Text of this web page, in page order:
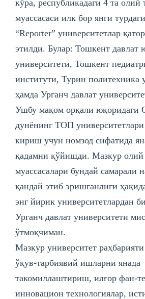
кўра, республикадаги 4 та олий
муассасаcи илк бор янги
“Reportеr” университетлар
этилди. Булар: Тошкент давлат
университети, Тошкент
институти, Турин политехника
ҳамда Урганч давлат
Ушбу мақом орқали юқоридаги
дунёнинг ТОП университетлари
кириш учун номзод сифатида
қадамни қўйишди. Мазкур олий
муассасалари бундай самарали
қандай этиб эришганлиги
энг йирик университетлардан
Урганч давлат университети
ўтмоқчиман.
Мазкур университет
ўқув-тарбиявий ишларни янада
такомиллаштириш, илғор фан-
инновацион технологиялар,